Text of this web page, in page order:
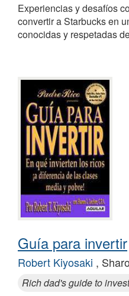
Experiencias y desafíos
convertir a Starbucks en
conocidas y respetadas
Guía para invertir
Robert Kiyosaki ,
Rich dad's guide to